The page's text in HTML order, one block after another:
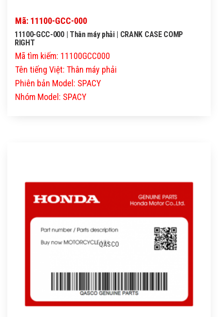
Mã: 11100-GCC-000
11100-GCC-000 | Thân máy phải | CRANK CASE COMP
RIGHT
Mã tìm kiếm: 11100GCC000
Tên tiếng Việt: Thân máy phải
Phiên bản Model: SPACY
Nhóm Model: SPACY
QASCO